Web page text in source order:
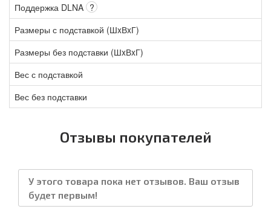
Поддержка DLNA ?
Размеры с подставкой (ШxВxГ)
Размеры без подставки (ШxВxГ)
Вес с подставкой
Вес без подставки
Отзывы покупателей
У этого товара пока нет отзывов. Ваш отзыв
будет первым!